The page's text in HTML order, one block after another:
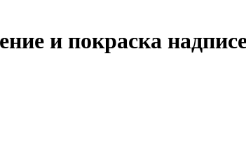
и покраска